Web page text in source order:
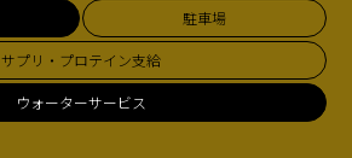
駐車場
サプリ・プロテイン支給
ウォーターサービス